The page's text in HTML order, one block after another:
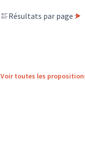
Résultats par page :
Voir toutes les